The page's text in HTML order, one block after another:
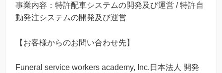
事業内容：特許配車システムの開発及び運営 / 特許自
動発注システムの開発及び運営
【お客様からのお問い合わせ先】
Funeral service workers academy, Inc.日本法人 開発